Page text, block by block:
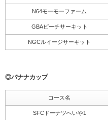
N64モーモーファーム
GBAピーチサーキット
NGCルイージサーキット
◎バナナカップ
コース名
SFCドーナツへいや1